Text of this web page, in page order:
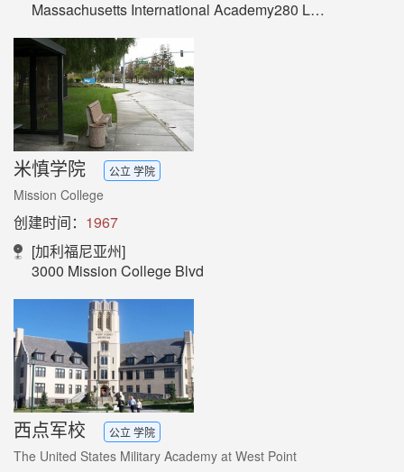
Massachusetts International Academy280 Locke Drive, Malborough, MA01752 USA
米慎学院 公立 学院
Mission College
创建时间： 1967
[加利福尼亚州]
3000 Mission College Blvd
西点军校 公立 学院
The United States Military Academy at West Point